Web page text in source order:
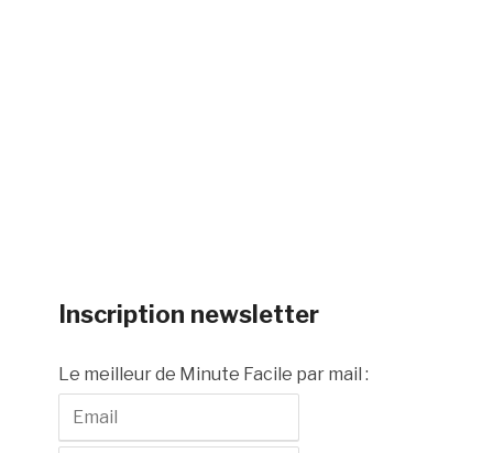
Inscription newsletter
Le meilleur de Minute Facile par mail :